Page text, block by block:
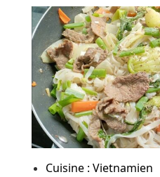
Cuisine : Vietnamien